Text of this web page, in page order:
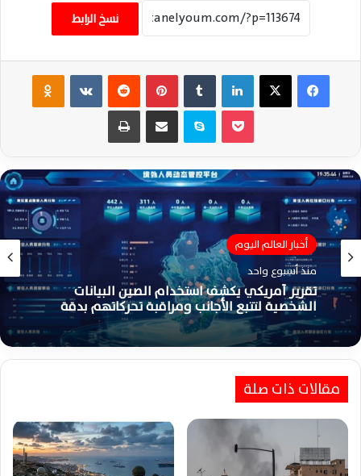
نسخ الرابط
فيسبوك ‫X لينكدإن بينتيريست ‏VKontakte
سكايب مشاركة عبر البريد طباعة
أخبار العالم اليوم
منذ أسبوع واحد
تقرير أمريكي يكشف استخدام الصين البيانات
الشخصية لتتبع الأجانب ومراقبة تحركاتهم بدقة
مقالات ذات صلة